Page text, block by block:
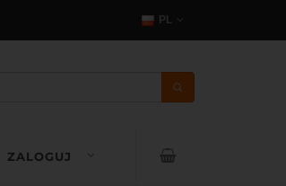
PL
ZALOGUJ